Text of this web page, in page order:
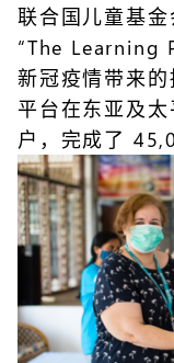
联合国儿童基
“The Learning
新冠疫情带来
平台在东亚及
户，完成了